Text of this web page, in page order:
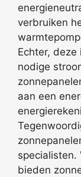
verbruiken
Echter,
nodige
aan een
specialisten.
bieden